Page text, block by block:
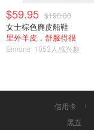
$59.95 $190.00
女士棕色麂皮船鞋
里外羊皮，舒服得很
Simons 1053人感兴趣
信用卡
黑五